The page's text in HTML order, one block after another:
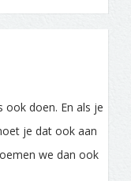
doen. En als je
je dat ook aan
we dan ook